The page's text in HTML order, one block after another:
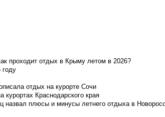
проходит отдых в Крыму летом в 2026?
году
отдых на курорте Сочи
Краснодарского края
плюсы и минусы летнего отдыха в